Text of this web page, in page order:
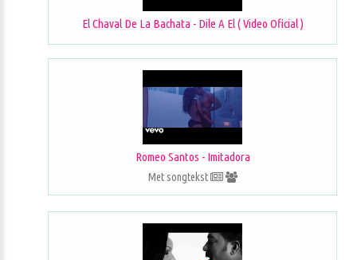
El Chaval De La Bachata - Dile A El ( Video Oficial )
Romeo Santos - Imitadora
Met songtekst